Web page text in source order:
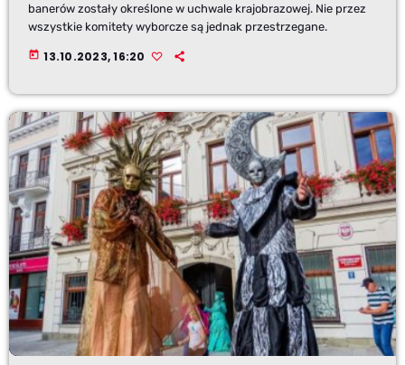
banerów zostały określone w uchwale krajobrazowej. Nie przez
wszystkie komitety wyborcze są jednak przestrzegane.
today 13.10.2023, 16:20